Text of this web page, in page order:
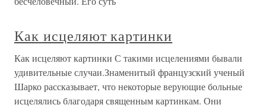
Как исцеляют картинки
Как исцеляют картинки С такими исцелениями бывали
удивительные случаи.Знаменитый французский ученый
Шарко рассказывает, что некоторые верующие больные
исцелялись благодаря священным картинкам. Они